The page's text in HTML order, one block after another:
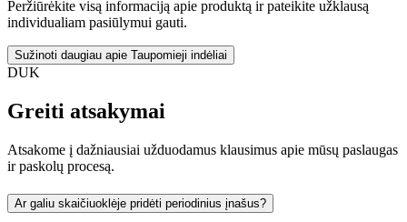
Peržiūrėkite visą informaciją apie produktą ir pateikite užklausą
individualiam pasiūlymui gauti.
Sužinoti daugiau apie Taupomieji indėliai
DUK
Greiti atsakymai
Atsakome į dažniausiai užduodamus klausimus apie mūsų paslaugas
ir paskolų procesą.
Ar galiu skaičiuoklėje pridėti periodinius įnašus?